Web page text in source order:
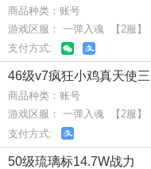
商品种类：账号
游戏区服： 一弹入魂 【2服】
支付方式:
46级v7疯狂小鸡真天使
商品种类：账号
游戏区服： 一弹入魂 【2服】
支付方式:
50级琉璃标14.7W战力